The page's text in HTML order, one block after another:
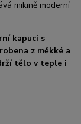
mikině moderní
kapuci s
z měkké a
tělo v teple i